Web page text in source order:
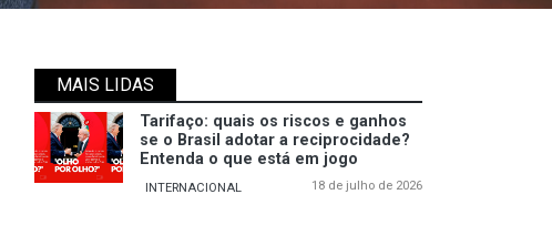
MAIS LIDAS
Tarifaço: quais os riscos e ganhos
se o Brasil adotar a reciprocidade?
Entenda o que está em jogo
INTERNACIONAL 18 de julho de 2026